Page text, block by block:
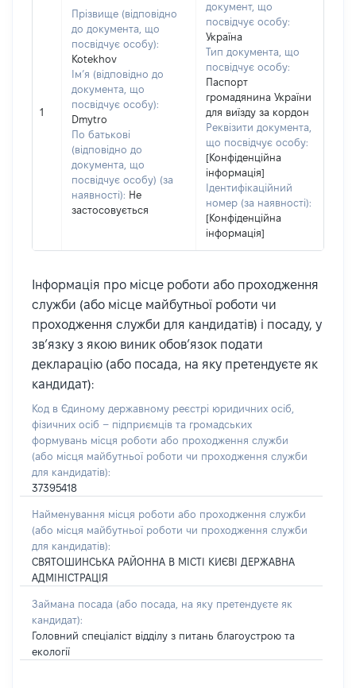
1
Прізвище (відповідно
до документа, що
посвідчує особу):
Kotekhov
Ім’я (відповідно до
документа, що
посвідчує особу):
Dmytro
По батькові
(відповідно до
документа, що
посвідчує особу) (за
наявності): Не
застосовується
документ, що
посвідчує особу:
Україна
Тип документа, що
посвідчує особу:
Паспорт
громадянина України
для виїзду за кордон
Реквізити документа,
що посвідчує особу:
[Конфіденційна
інформація]
Ідентифікаційний
номер (за наявності):
[Конфіденційна
інформація]
Інформація про місце роботи або проходження
служби (або місце майбутньої роботи чи
проходження служби для кандидатів) і посаду, у
зв’язку з якою виник обов’язок подати
декларацію (або посада, на яку претендуєте як
кандидат):
Код в Єдиному державному реєстрі юридичних осіб,
фізичних осіб – підприємців та громадських
формувань місця роботи або проходження служби
(або місця майбутньої роботи чи проходження служби
для кандидатів):
37395418
Найменування місця роботи або проходження служби
(або місця майбутньої роботи чи проходження служби
для кандидатів):
СВЯТОШИНСЬКА РАЙОННА В МІСТІ КИЄВІ ДЕРЖАВНА
АДМІНІСТРАЦІЯ
Займана посада (або посада, на яку претендуєте як
кандидат):
Головний спеціаліст відділу з питань благоустрою та
екології